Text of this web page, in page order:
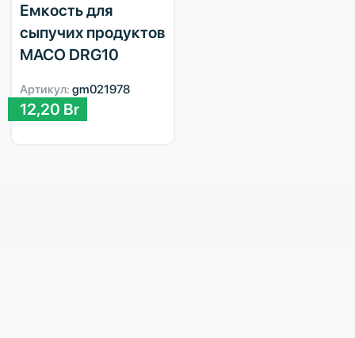
Емкость для
сыпучих продуктов
MACO DRG10
Артикул: gm021978
12,20 Br